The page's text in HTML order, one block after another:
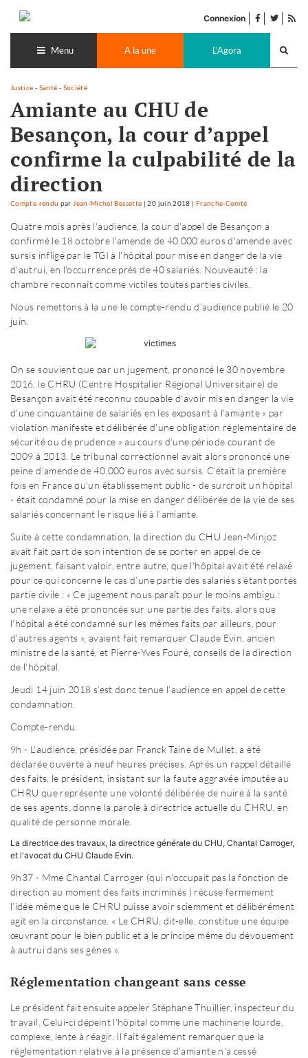
contenu
Connexion facebook
twitter
Menu A la une L'Agora
Justice - Santé - Société
Amiante au CHU de
Besançon, la cour d’appel
confirme la culpabilité de la
direction
Compte-rendu par Jean-Michel Bessette |20 juin 2018 | Franche-Comté
Quatre mois après l'audience, la cour d'appel de Besançon a
confirmé le 18 octobre l'amende de 40.000 euros d'amende avec
sursis infligé par le TGI à l'hôpital pour mise en danger de la vie
d'autrui, en l'occurrence près de 40 salariés. Nouveauté : la
chambre reconnaît comme victiles toutes parties civiles.
Nous remettons à la une le compte-rendu d'audience publié le 20
juin.
On se souvient que par un jugement, prononcé le 30 novembre
2016, le CHRU (Centre Hospitalier Régional Universitaire) de
Besançon avait été reconnu coupable d'avoir mis en danger la vie
d'une cinquantaine de salariés en les exposant à l'amiante « par
violation manifeste et délibérée d'une obligation réglementaire de
sécurité ou de prudence » au cours d’une période courant de
2009 à 2013. Le tribunal correctionnel avait alors prononcé une
peine d’amende de 40.000 euros avec sursis. C'était la première
fois en France qu'un établissement public - de surcroit un hôpital
- était condamné pour la mise en danger délibérée de la vie de ses
salariés concernant le risque lié à l’amiante.
Suite à cette condamnation, la direction du CHU Jean-Minjoz
avait fait part de son intention de se porter en appel de ce
jugement, faisant valoir, entre autre, que l'hôpital avait été relaxé
pour ce qui concerne le cas d’une partie des salariés s’étant portés
partie civile : « Ce jugement nous paraît pour le moins ambigu :
une relaxe a été prononcée sur une partie des faits, alors que
l'hôpital a été condamné sur les mêmes faits par ailleurs, pour
d'autres agents », avaient fait remarquer Claude Evin, ancien
ministre de la santé, et Pierre-Yves Fouré, conseils de la direction
de l'hôpital.
Jeudi 14 juin 2018 s’est donc tenue l’audience en appel de cette
condamnation.
Compte-rendu
9h - L’audience, présidée par Franck Taine de Mullet, a été
déclarée ouverte à neuf heures précises. Après un rappel détaillé
des faits, le président, insistant sur la faute aggravée imputée au
CHRU que représente une volonté délibérée de nuire à la santé
de ses agents, donne la parole à directrice actuelle du CHRU, en
qualité de personne morale.
La directrice des travaux, la directrice générale du CHU, Chantal Carroger,
et l'avocat du CHU Claude Evin.
9h37 - Mme Chantal Carroger (qui n’occupait pas la fonction de
direction au moment des faits incriminés ) récuse fermement
l’idée même que le CHRU puisse avoir sciemment et délibérément
agit en la circonstance. « Le CHRU, dit-elle, constitue une équipe
œuvrant pour le bien public et a le principe même du dévouement
à autrui dans ses gènes ».
Réglementation changeant sans cesse
Le président fait ensuite appeler Stéphane Thuillier, inspecteur du
travail. Celui-ci dépeint l’hôpital comme une machinerie lourde,
complexe, lente à réagir. Il fait également remarquer que la
réglementation relative à la présence d’amiante n’a cessé